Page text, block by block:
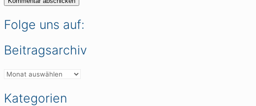
Folge uns auf:
Beitragsarchiv
Beitragsarchiv
Kategorien